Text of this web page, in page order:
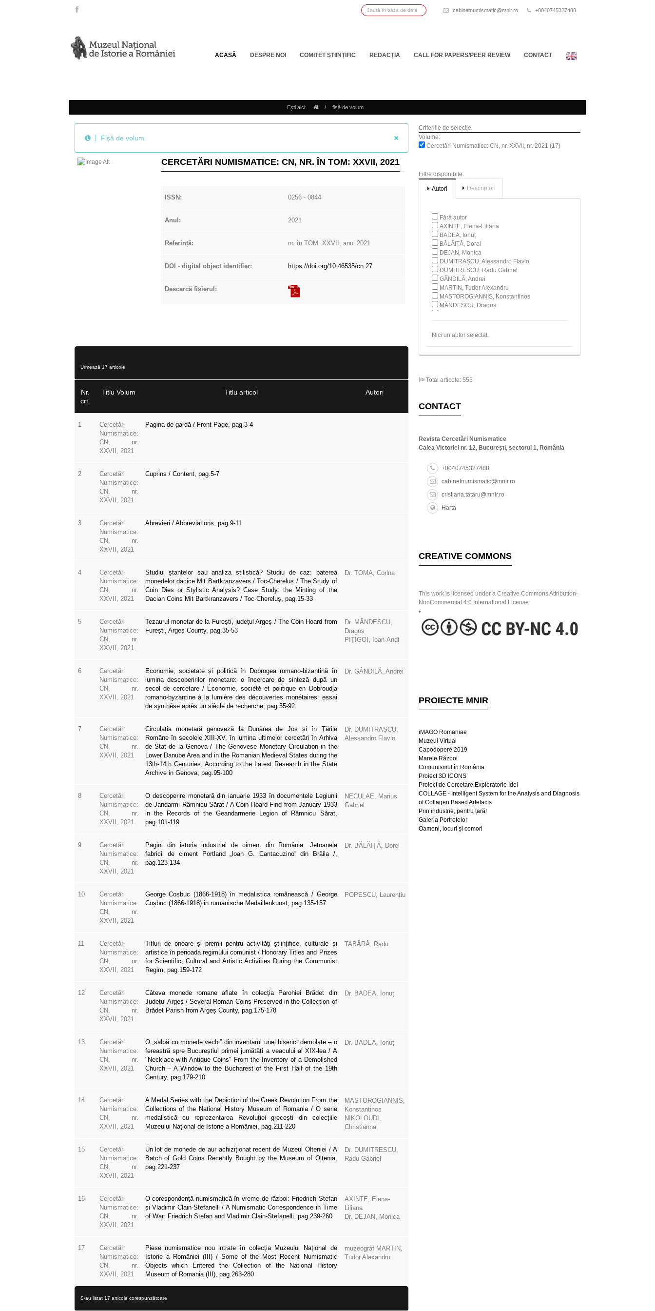
cabinetnumismatic@mnir.ro +0040745327488
ACASĂ DESPRE NOI COMITET ȘTIINȚIFIC REDACȚIA CALL FOR PAPERS/PEER REVIEW CONTACT
Ești aici: / fișă de volum
Fișă de volum.
CERCETĂRI NUMISMATICE: CN, NR. ÎN TOM: XXVII, 2021
ISSN: 0256 - 0844
Anul: 2021
Referință: nr. în TOM: XXVII, anul 2021
DOI - digital object identifier: https://doi.org/10.46535/cn.27
Descarcă fișierul:
Urmează 17 articole
Nr.
crt.
Titlu Volum Titlu articol Autori
1
Cercetări
Numismatice:
CN, nr.
XXVII, 2021
Pagina de gardă / Front Page, pag.3-4
2
Cercetări
Numismatice:
CN, nr.
XXVII, 2021
Cuprins / Content, pag.5-7
3
Cercetări
Numismatice:
CN, nr.
XXVII, 2021
Abrevieri / Abbreviations, pag.9-11
4
Cercetări
Numismatice:
CN, nr.
XXVII, 2021
Studiul ștanțelor sau analiza stilistică? Studiu de caz: baterea
monedelor dacice Mit Bartkranzavers / Toc-Chereluș / The Study of
Coin Dies or Stylistic Analysis? Case Study: the Minting of the
Dacian Coins Mit Bartkranzavers / Toc-Chereluș, pag.15-33
Dr. TOMA, Corina
5
Cercetări
Numismatice:
CN, nr.
XXVII, 2021
Tezaurul monetar de la Furești, județul Argeș / The Coin Hoard from
Furești, Argeș County, pag.35-53
Dr. MĂNDESCU,
Dragoș
PIȚIGOI, Ioan-Andi
6
Cercetări
Numismatice:
CN, nr.
XXVII, 2021
Economie, societate și politică în Dobrogea romano-bizantină în
lumina descoperirilor monetare: o încercare de sinteză după un
secol de cercetare / Économie, société et politique en Dobroudja
romano-byzantine à la lumière des découvertes monétaires: essai
de synthèse après un siècle de recherche, pag.55-92
Dr. GÂNDILĂ, Andrei
7
Cercetări
Numismatice:
CN, nr.
XXVII, 2021
Circulația monetară genoveză la Dunărea de Jos și în Țările
Române în secolele XIII-XV, în lumina ultimelor cercetări în Arhiva
de Stat de la Genova / The Genovese Monetary Circulation in the
Lower Danube Area and in the Romanian Medieval States during the
13th-14th Centuries, According to the Latest Research in the State
Archive in Genova, pag.95-100
Dr. DUMITRAȘCU,
Alessandro Flavio
8
Cercetări
Numismatice:
CN, nr.
XXVII, 2021
O descoperire monetară din ianuarie 1933 în documentele Legiunii
de Jandarmi Râmnicu Sărat / A Coin Hoard Find from January 1933
in the Records of the Geandarmerie Legion of Râmnicu Sărat,
pag.101-119
NECULAE, Marius
Gabriel
9
Cercetări
Numismatice:
CN, nr.
XXVII, 2021
Pagini din istoria industriei de ciment din România. Jetoanele
fabricii de ciment Portland „Ioan G. Cantacuzino” din Brăila /,
pag.123-134
Dr. BĂLĂIȚĂ, Dorel
10
Cercetări
Numismatice:
CN, nr.
XXVII, 2021
George Coșbuc (1866-1918) în medalistica românească / George
Coșbuc (1866-1918) in rumänische Medaillenkunst, pag.135-157
POPESCU, Laurențiu
11
Cercetări
Numismatice:
CN, nr.
XXVII, 2021
Titluri de onoare și premii pentru activități științifice, culturale și
artistice în perioada regimului comunist / Honorary Titles and Prizes
for Scientific, Cultural and Artistic Activities During the Communist
Regim, pag.159-172
TABĂRĂ, Radu
12
Cercetări
Numismatice:
CN, nr.
XXVII, 2021
Câteva monede romane aflate în colecția Parohiei Brădet din
Județul Argeș / Several Roman Coins Preserved in the Collection of
Brădet Parish from Argeș County, pag.175-178
Dr. BADEA, Ionuț
13
Cercetări
Numismatice:
CN, nr.
XXVII, 2021
O „salbă cu monede vechi” din inventarul unei biserici demolate – o
fereastră spre Bucureștiul primei jumătăți a veacului al XIX-lea / A
"Necklace with Antique Coins" From the Inventory of a Demolished
Church – A Window to the Bucharest of the First Half of the 19th
Century, pag.179-210
Dr. BADEA, Ionuț
14
Cercetări
Numismatice:
CN, nr.
XXVII, 2021
A Medal Series with the Depiction of the Greek Revolution From the
Collections of the National History Museum of Romania / O serie
medalistică cu reprezentarea Revoluției grecești din colecțiile
Muzeului Național de Istorie a României, pag.211-220
MASTOROGIANNIS,
Konstantinos
NIKOLOUDI,
Christianna
15
Cercetări
Numismatice:
CN, nr.
XXVII, 2021
Un lot de monede de aur achiziționat recent de Muzeul Olteniei / A
Batch of Gold Coins Recently Bought by the Museum of Oltenia,
pag.221-237
Dr. DUMITRESCU,
Radu Gabriel
16
Cercetări
Numismatice:
CN, nr.
XXVII, 2021
O corespondență numismatică în vreme de război: Friedrich Stefan
și Vladimir Clain-Stefanelli / A Numismatic Correspondence in Time
of War: Friedrich Stefan and Vladimir Clain-Stefanelli, pag.239-260
AXINTE, Elena-
Liliana
Dr. DEJAN, Monica
17
Cercetări
Numismatice:
CN, nr.
XXVII, 2021
Piese numismatice nou intrate în colecția Muzeului Național de
Istorie a României (III) / Some of the Most Recent Numismatic
Objects which Entered the Collection of the National History
Museum of Romania (III), pag.263-280
muzeograf MARTIN,
Tudor Alexandru
S-au listat 17 articole corespunzătoare
Criteriile de selecţie
Volume:
Cercetări Numismatice: CN, nr. XXVII, nr. 2021 (17)
Filtre disponibile:
Autori Descriptori
Fără autor
AXINTE, Elena-Liliana
BADEA, Ionuț
BĂLĂIȚĂ, Dorel
DEJAN, Monica
DUMITRAȘCU, Alessandro Flavio
DUMITRESCU, Radu Gabriel
GÂNDILĂ, Andrei
MARTIN, Tudor Alexandru
MASTOROGIANNIS, Konstantinos
MĂNDESCU, Dragoș
NIKOLOUDI, Christianna
PIȚIGOI, Ioan-Andi
TABĂRĂ, Radu
TOMA, Corina
Nici un autor selectat.
Total articole: 555
CONTACT
Revista Cercetări Numismatice
Calea Victoriei nr. 12, București, sectorul 1, România
+0040745327488
cabinetnumismatic@mnir.ro
cristiana.tataru@mnir.ro
Harta
CREATIVE COMMONS
This work is licensed under a Creative Commons Attribution-
NonCommercial 4.0 International License
PROIECTE MNIR
iMAGO Romaniae
Muzeul Virtual
Capodopere 2019
Marele Război
Comunismul în România
Proiect 3D ICONS
Proiect de Cercetare Exploratorie Idei
COLLAGE - Intelligent System for the Analysis and Diagnosis
of Collagen Based Artefacts
Prin industrie, pentru țară!
Galeria Portretelor
Oameni, locuri și comori